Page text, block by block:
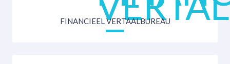
FINANCIEEL VERTAALBUREAU